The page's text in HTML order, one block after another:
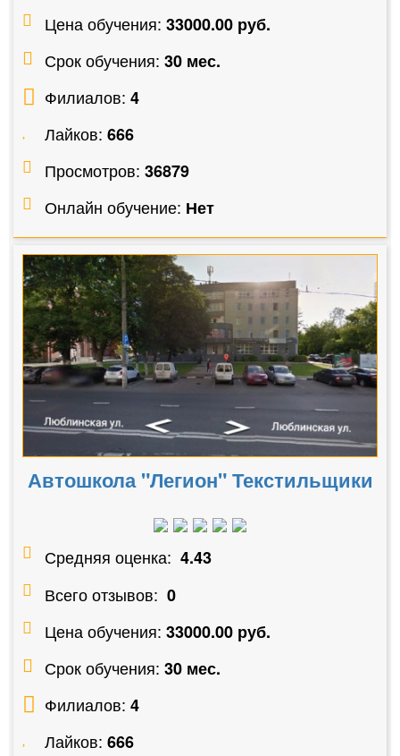
Цена обучения: 33000.00 руб.
Срок обучения: 30 мес.
Филиалов: 4
Лайков: 666
Просмотров: 36879
Онлайн обучение: Нет
Автошкола "Легион" Текстильщики
Средняя оценка: 4.43
Всего отзывов: 0
Цена обучения: 33000.00 руб.
Срок обучения: 30 мес.
Филиалов: 4
Лайков: 666